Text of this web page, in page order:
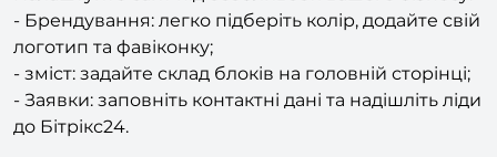
логотип та фавіконку;
- зміст: задайте склад блоків на головній сторінці;
- Заявки: заповніть контактні дані та надішліть ліди
до Бітрікс24.
Вивантаження об'єктів